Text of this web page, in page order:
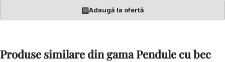
▤Adaugă la ofertă
Produse similare din gama Pendule cu bec